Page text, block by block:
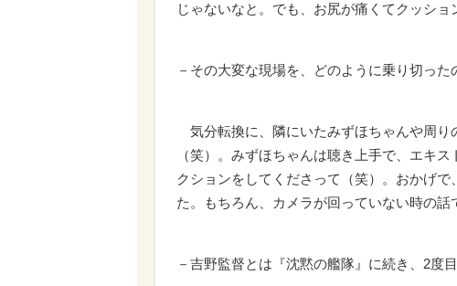
じゃないなと。でも、お尻が痛くてクッショ
－その大変な現場を、どのように乗り切った
気分転換に、隣にいたみずほちゃんや周り
（笑）。みずほちゃんは聴き上手で、エキ
クションをしてくださって（笑）。おかげ
た。もちろん、カメラが回っていない時の話
－吉野監督とは『沈黙の艦隊』に続き、2度